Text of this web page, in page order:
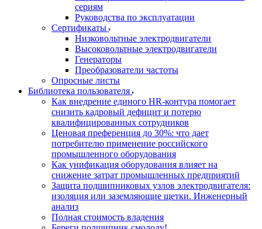
сериям
Руководства по эксплуатации
Сертификаты
Низковольтные электродвигатели
Высоковольтные электродвигатели
Генераторы
Преобразователи частоты
Опросные листы
Библиотека пользователя
Как внедрение единого HR-контура помогает
снизить кадровый дефицит и потерю
квалифицированных сотрудников
Ценовая преференция до 30%: что дает
потребителю применение российского
промышленного оборудования
Как унификация оборудования влияет на
снижение затрат промышленных предприятий
Защита подшипниковых узлов электродвигателя:
изоляция или заземляющие щетки. Инженерный
анализ
Полная стоимость владения